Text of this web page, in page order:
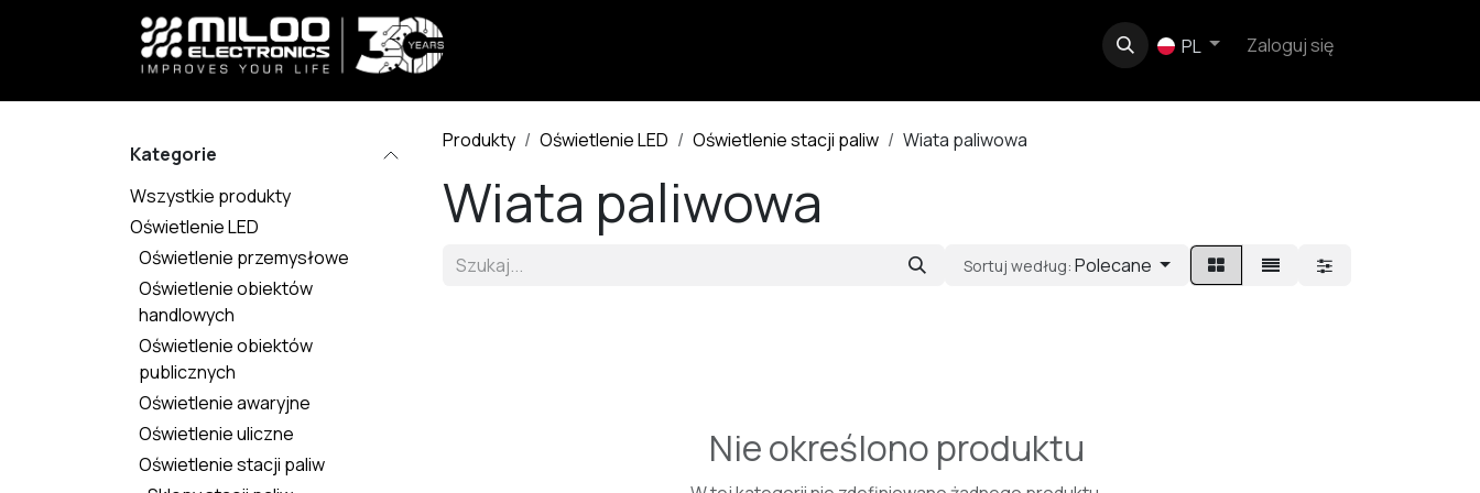
Kontakt PL Zaloguj się
Kategorie
Wszystkie produkty
Oświetlenie LED
Oświetlenie przemysłowe
Oświetlenie obiektów
handlowych
Oświetlenie obiektów
publicznych
Oświetlenie awaryjne
Oświetlenie uliczne
Oświetlenie stacji paliw
Produkty Oświetlenie LED Oświetlenie stacji paliw Wiata paliwowa
Wiata paliwowa
Sortuj według: Polecane
Nie określono produktu